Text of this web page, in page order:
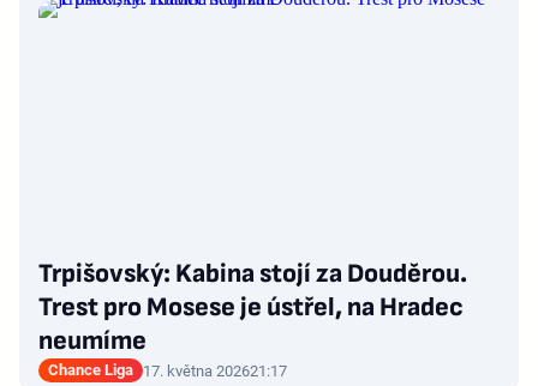
Trpišovský: Kabina stojí za Douděrou.
Trest pro Mosese je ústřel, na Hradec
neumíme
Chance Liga 17. května 202621:17